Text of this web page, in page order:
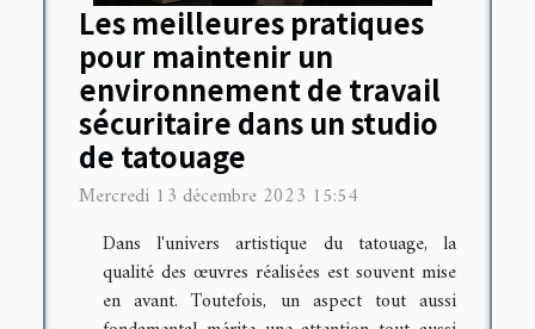
Les meilleures pratiques
pour maintenir un
environnement de travail
sécuritaire dans un studio
de tatouage
Mercredi 13 décembre 2023 15:54
Dans l'univers artistique du tatouage, la
qualité des œuvres réalisées est souvent mise
en avant. Toutefois, un aspect tout aussi